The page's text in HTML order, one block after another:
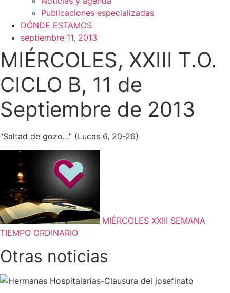
Publicaciones especializadas
DÓNDE ESTAMOS
septiembre 11, 2013
MIÉRCOLES, XXIII T.O.
CICLO B, 11 de
Septiembre de 2013
“Saltad de gozo…” (Lucas 6, 20-26)
MIÉRCOLES XXIII SEMANA
TIEMPO ORDINARIO
Otras noticias